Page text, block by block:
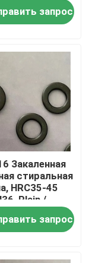
машины
Простая /
запрос
Закаленная
стиральная
HRC35-45
Plain /
запрос